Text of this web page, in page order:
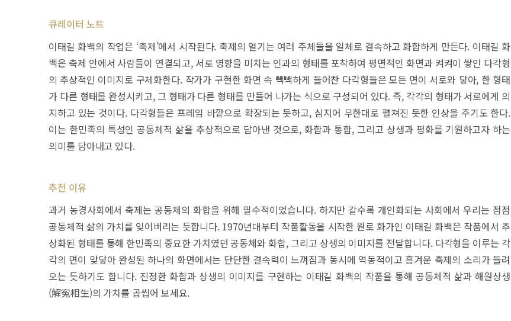
큐레이터 노트
이태길 화백의 작업은 ‘축제’에서 시작된다. 축제의 열기는 여러 주체들을 일체로 결속하고 화합하게 만든다. 이태길 화
백은 축제 안에서 사람들이 연결되고, 서로 영향을 미치는 인과의 형태를 포착하여 평면적인 화면과 켜켜이 쌓인 다각형
의 추상적인 이미지로 구체화한다. 작가가 구현한 화면 속 빽빽하게 들어찬 다각형들은 모든 면이 서로와 닿아, 한 형태
가 다른 형태를 완성시키고, 그 형태가 다른 형태를 만들어 나가는 식으로 구성되어 있다. 즉, 각각의 형태가 서로에게 의
지하고 있는 것이다. 다각형들은 프레임 바깥으로 확장되는 듯하고, 심지어 무한대로 펼쳐진 듯한 인상을 주기도 한다.
이는 한민족의 특성인 공동체적 삶을 추상적으로 담아낸 것으로, 화합과 통합, 그리고 상생과 평화를 기원하고자 하는
의미를 담아내고 있다.
추천 이유
과거 농경사회에서 축제는 공동체의 화합을 위해 필수적이었습니다. 하지만 갈수록 개인화되는 사회에서 우리는 점점
공동체적 삶의 가치를 잊어버리는 듯합니다. 1970년대부터 작품활동을 시작한 원로 화가인 이태길 화백은 작품에서 추
상화된 형태를 통해 한민족의 중요한 가치였던 공동체와 화합, 그리고 상생의 이미지를 전달합니다. 다각형을 이루는 각
각의 면이 맞닿아 완성된 하나의 화면에서는 단단한 결속력이 느껴짐과 동시에 역동적이고 흥겨운 축제의 소리가 들려
오는 듯하기도 합니다. 진정한 화합과 상생의 이미지를 구현하는 이태길 화백의 작품을 통해 공동체적 삶과 해원상생
(解寃相生)의 가치를 곱씹어 보세요.